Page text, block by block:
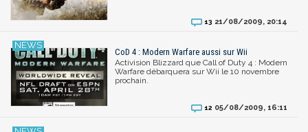
13 21/08/2009, 20:14
CoD 4 : Modern Warfare aussi sur Wii
Activision Blizzard que Call of Duty 4 : Modern
Warfare débarquera sur Wii le 10 novembre
prochain.
12 05/08/2009, 16:11